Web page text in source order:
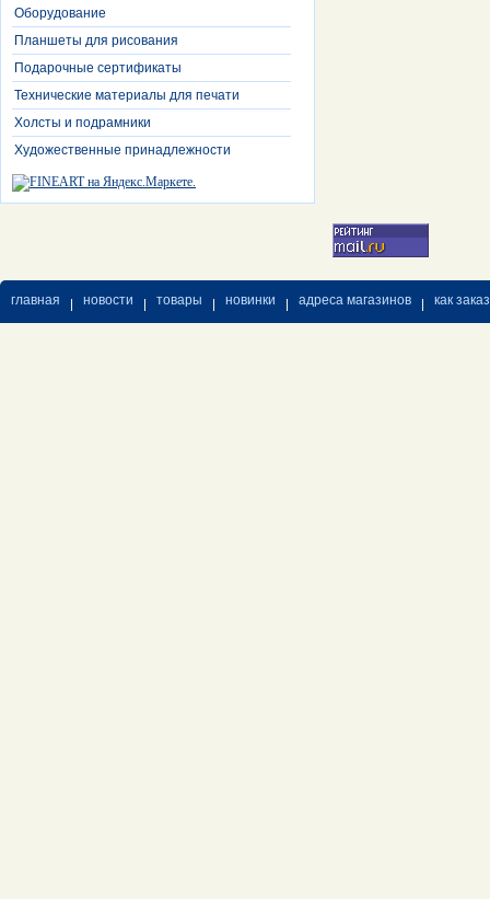
Оборудование
Планшеты для рисования
Подарочные сертификаты
Технические материалы для печати
Холсты и подрамники
Художественные принадлежности
главная новости товары новинки адреса магазинов как